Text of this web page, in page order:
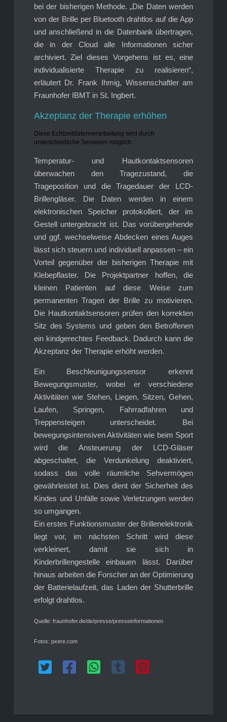
bei der bisherigen Methode. „Die Daten werden
von der Brille per Bluetooth drahtlos auf die App
und anschließend in die Datenbank übertragen,
die in der Cloud alle Informationen sicher
archiviert. Ziel dieses Vorgehens ist es, eine
individualisierte Therapie zu realisieren“,
erläutert Dr. Frank Ihmig, Wissenschaftler am
Fraunhofer IBMT in St. Ingbert.
Akzeptanz der Therapie erhöhen
Diese Echtzeitdatenverarbeitung wird durch
unterschiedliche Sensoren möglich:
Temperatur- und Hautkontaktsensoren
überwachen den Tragezustand, die
Trageposition und die Tragedauer der LCD-
Brillengläser. Die Daten werden in einem
elektronischen Speicher protokolliert, der im
Gestell untergebracht ist. Das vorübergehende
und ggf. wechselweise Abdecken eines Auges
lässt sich steuern und individuell anpassen – ein
Vorteil gegenüber der bisherigen Therapie mit
Klebepflaster. Die Projektpartner hoffen, die
kleinen Patienten auf diese Weise zum
permanenten Tragen der Brille zu motivieren.
Die Hautkontaktsensoren prüfen den korrekten
Sitz des Systems und geben den Betroffenen
ein kindgerechtes Feedback. Dadurch kann die
Akzeptanz der Therapie erhöht werden.
Ein Beschleunigungssensor erkennt
Bewegungsmuster, wobei er verschiedene
Aktivitäten wie Stehen, Liegen, Sitzen, Gehen,
Laufen, Springen, Fahrradfahren und
Treppensteigen unterscheidet. Bei
bewegungsintensiven Aktivitäten wie beim Sport
wird die Ansteuerung der LCD-Gläser
abgeschaltet, die Verdunkelung deaktiviert,
sodass das volle räumliche Sehvermögen
gewährleistet ist. Dies dient der Sicherheit des
Kindes und Unfälle sowie Verletzungen werden
so umgangen.
Ein erstes Funktionsmuster der Brillenelektronik
liegt vor, im nächsten Schritt wird diese
verkleinert, damit sie sich in
Kinderbrillengestelle einbauen lässt. Darüber
hinaus arbeiten die Forscher an der Optimierung
der Batterielaufzeit, das Laden der Shutterbrille
erfolgt drahtlos.
Quelle: fraunhofer.de/de/presse/presseinformationen
Fotos: pxere.com